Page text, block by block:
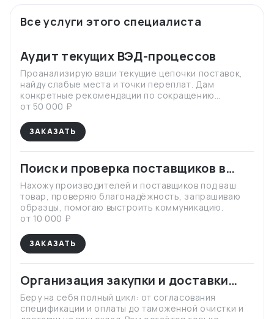
Все услуги этого специалиста
Аудит текущих ВЭД-процессов
Проанализирую ваши текущие цепочки поставок,
найду слабые места и точки переплат. Дам
конкретные рекомендации по сокращению
расходов и ускорению процессов.
от 50 000 ₽
ЗАКАЗАТЬ
Поиск и проверка поставщиков в
Китае и других странах
Нахожу производителей и поставщиков под ваш
товар, проверяю благонадёжность, запрашиваю
образцы, помогаю выстроить коммуникацию.
от 10 000 ₽
ЗАКАЗАТЬ
Организация закупки и доставки
«под ключ»
Беру на себя полный цикл: от согласования
спецификации и оплаты до таможенной очистки и